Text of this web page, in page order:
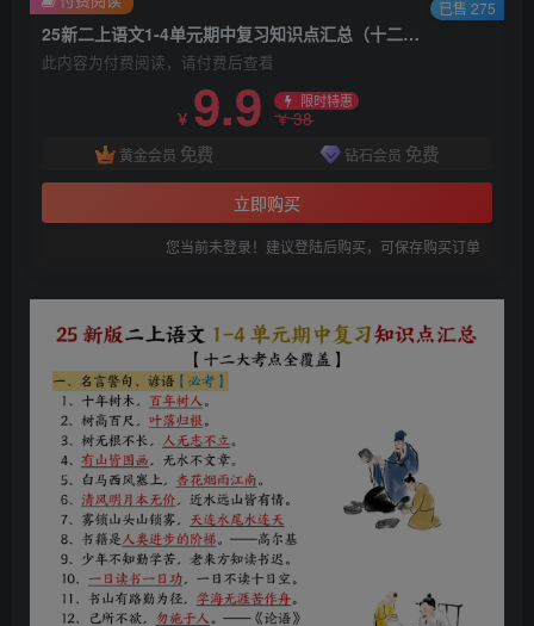
25新二上语文1-4单元期中复习知识点汇总（十二大考点）
此内容为付费阅读，请付费后查看
￥ 9.9 限时特惠
￥38
黄金会员 免费 钻石会员 免费
立即购买
您当前未登录！建议登陆后购买，可保存购买订单
已售 275